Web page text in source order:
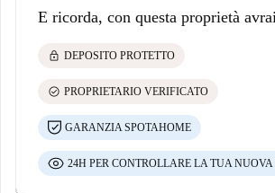
E ricorda, con questa proprietà
lock DEPOSITO PROTETTO
check_circle PROPRIETARIO VERIFICATO
GARANZIA SPOTAHOME
24H PER CONTROLLARE LA TUA